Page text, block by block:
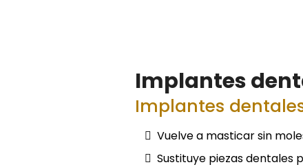
Implantes
Implantes
Vuelve a masticar sin
Sustituye piezas dentales